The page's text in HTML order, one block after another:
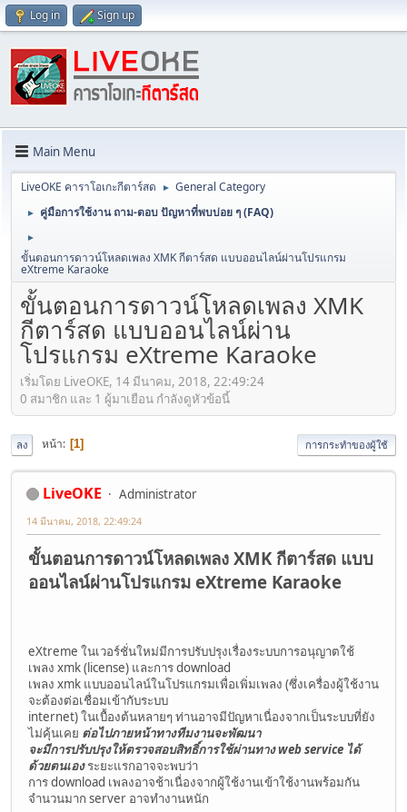
Log in Sign up
Main Menu
LiveOKE คาราโอเกะกีตาร์สด ► General Category
► คู่มือการใช้งาน ถาม-ตอบ ปัญหาที่พบบ่อย ๆ (FAQ)
►
ขั้นตอนการดาวน์โหลดเพลง XMK กีตาร์สด แบบออนไลน์ผ่านโปรแกรม
eXtreme Karaoke
ขั้นตอนการดาวน์โหลดเพลง XMK
กีตาร์สด แบบออนไลน์ผ่าน
โปรแกรม eXtreme Karaoke
เริ่มโดย LiveOKE, 14 มีนาคม, 2018, 22:49:24
0 สมาชิก และ 1 ผู้มาเยือน กำลังดูหัวข้อนี้
ลง หน้า 1 การกระทำของผู้ใช้
LiveOKE Administrator
14 มีนาคม, 2018, 22:49:24
ขั้นตอนการดาวน์โหลดเพลง XMK กีตาร์สด แบบ
ออนไลน์ผ่านโปรแกรม eXtreme Karaoke
eXtreme ในเวอร์ชั่นใหม่มีการปรับปรุงเรื่องระบบการอนุญาตใช้
เพลง xmk (license) และการ download
เพลง xmk แบบออนไลน์ในโปรแกรมเพื่อเพิ่มเพลง (ซึ่งเครื่องผู้ใช้งาน
จะต้องต่อเชื่อมเข้ากับระบบ
internet) ในเบื้องต้นหลายๆ ท่านอาจมีปัญหาเนื่องจากเป็นระบบที่ยัง
ไม่คุ้นเคย ต่อไปภายหน้าทางทีมงานจะพัฒนา
จะมีการปรับปรุงให้ตรวจสอบสิทธิ์การใช้ผ่านทาง web service ได้
ด้วยตนเองระยะแรกอาจจะพบว่า
การ download เพลงอาจช้าเนื่องจากผู้ใช้งานเข้าใช้งานพร้อมกัน
จำนวนมาก server อาจทำงานหนัก